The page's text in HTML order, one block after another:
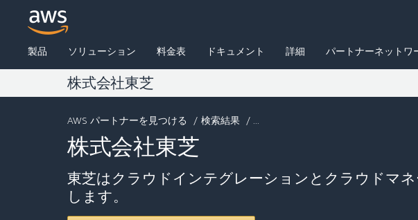
製品 ソリューション 料金表 ドキュメント 詳細 パートナーネットワ
株式会社東芝
AWS パートナーを見つける / 検索結果 / ...
株式会社東芝
東芝はクラウドインテグレーションとクラウドマ
します。